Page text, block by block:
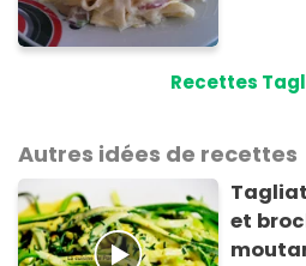
Recettes
Autres idées de recettes
et